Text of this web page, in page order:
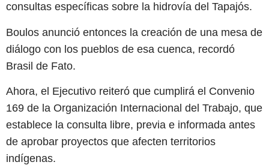
consultas específicas sobre la hidrovía del Tapajós.
Boulos anunció entonces la creación de una mesa de
diálogo con los pueblos de esa cuenca, recordó
Brasil de Fato.
Ahora, el Ejecutivo reiteró que cumplirá el Convenio
169 de la Organización Internacional del Trabajo, que
establece la consulta libre, previa e informada antes
de aprobar proyectos que afecten territorios
indígenas.